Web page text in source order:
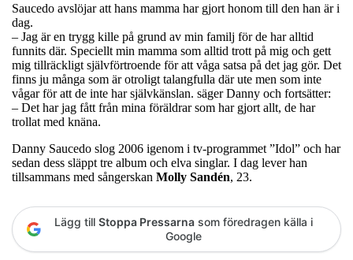
Saucedo avslöjar att hans mamma har gjort honom till den han är i
dag.
– Jag är en trygg kille på grund av min familj för de har alltid
funnits där. Speciellt min mamma som alltid trott på mig och gett
mig tillräckligt självförtroende för att våga satsa på det jag gör. Det
finns ju många som är otroligt talangfulla där ute men som inte
vågar för att de inte har självkänslan. säger Danny och fortsätter:
– Det har jag fått från mina föräldrar som har gjort allt, de har
trollat med knäna.
Danny Saucedo slog 2006 igenom i tv-programmet ”Idol” och har
sedan dess släppt tre album och elva singlar. I dag lever han
tillsammans med sångerskan Molly Sandén, 23.
Lägg till Stoppa Pressarna som föredragen källa i
Google